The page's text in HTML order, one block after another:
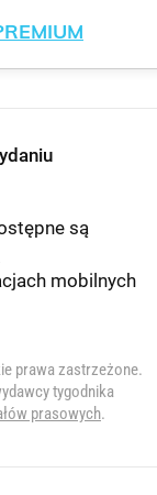
są
mobilnych
prawa zastrzeżone.
tygodnika
prasowych.